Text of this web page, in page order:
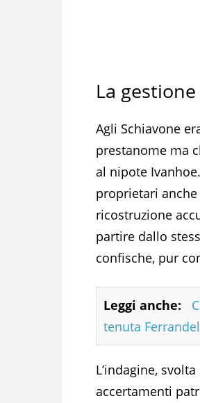
La
Agli Schiavone
prestanome ma
al nipote
proprietari
ricostruzione
partire dallo
confische, pur
Leggi anche:
tenuta
L’indagine,
accertamenti